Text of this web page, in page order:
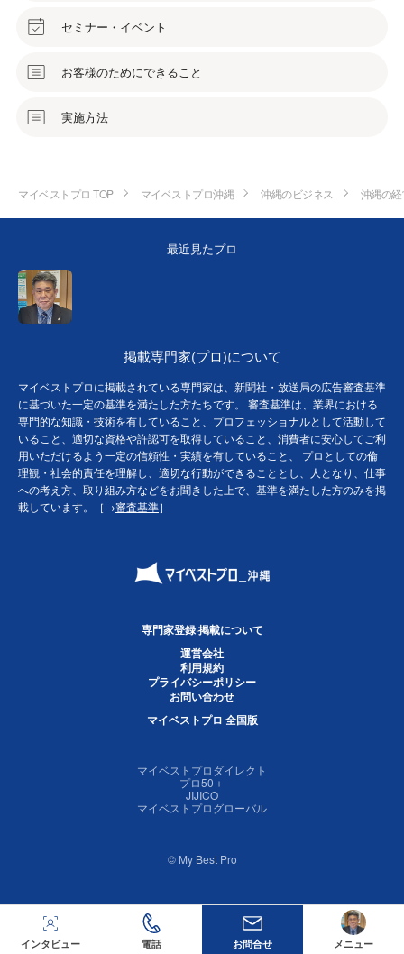
セミナー・イベント
お客様のためにできること
実施方法
マイベストプロ TOP マイベストプロ沖縄 沖縄のビジネス 沖縄の
最近見たプロ
掲載専門家(プロ)について
マイベストプロに掲載されている専門家は、新聞社・放送局の広告審査基準
に基づいた一定の基準を満たした方たちです。 審査基準は、業界における
専門的な知識・技術を有していること、プロフェッショナルとして活動して
いること、適切な資格や許認可を取得していること、消費者に安心してご利
用いただけるよう一定の信頼性・実績を有していること、 プロとしての倫
理観・社会的責任を理解し、適切な行動ができることとし、人となり、仕事
への考え方、取り組み方などをお聞きした上で、基準を満たした方のみを掲
載しています。［→審査基準］
専門家登録·掲載について
運営会社
利用規約
プライバシーポリシー
お問い合わせ
マイベストプロ 全国版
マイベストプロダイレクト
プロ50＋
JIJICO
マイベストプログローバル
© My Best Pro
インタビュー 電話 お問合せ メニュー